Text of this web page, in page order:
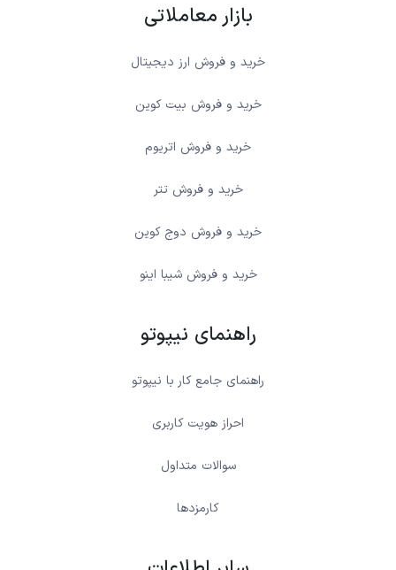
بازار معاملاتی
خرید و فروش ارز دیجیتال
خرید و فروش بیت کوین
خرید و فروش اتریوم
خرید و فروش تتر
خرید و فروش دوج کوین
خرید و فروش شیبا اینو
راهنمای نیپوتو
راهنمای جامع کار با نیپوتو
احراز هویت کاربری
سوالات متداول
کارمزدها